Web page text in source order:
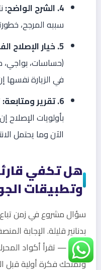
4. الشرح الواضح:
سببه المرجح،
5. خيار الإصلاح الفوري:
(حساسات،
في الزيارة نفسها
6. تقرير ومتابعة:
بأولويات
الآن وما يحتمل
وتطبيقات
سؤال مشروع في زمن
بدنانير قليلة. الإجابة
عامة — تقرأ أكواد
وتمنحك فكرة أولية قبل